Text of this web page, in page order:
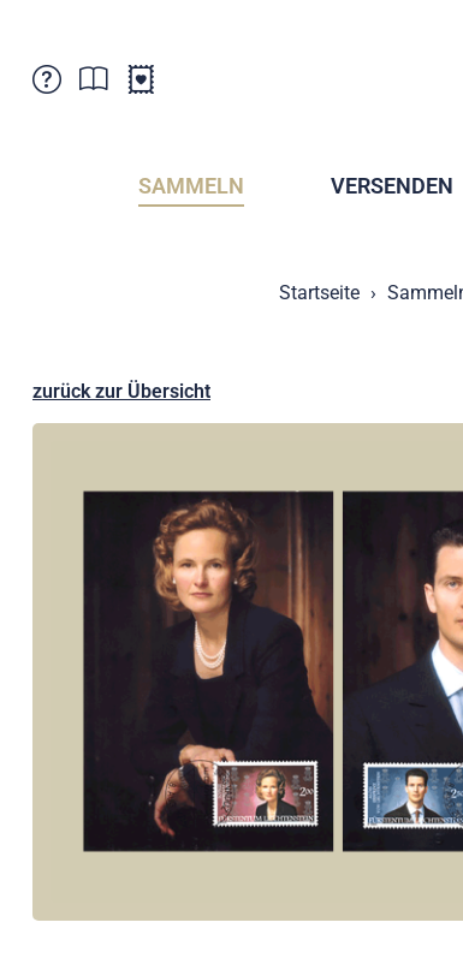
Verkaufsstellen
Postcrossing
Abonnemente
SAMMELN VERSENDEN
Startseite
zurück zur Übersicht